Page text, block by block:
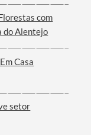
com
do Alentejo
Casa
setor